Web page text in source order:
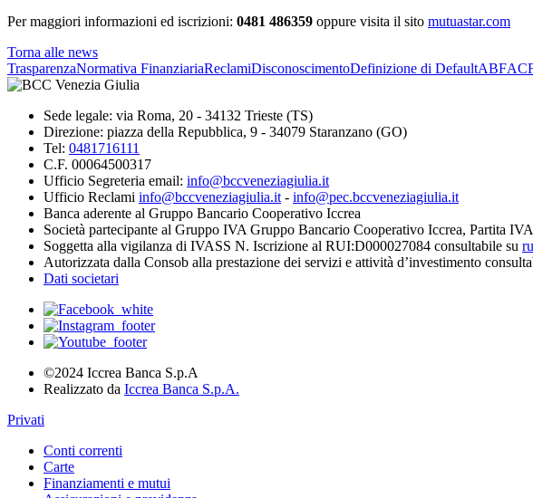
Per maggiori informazioni ed iscrizioni: 0481 486359 oppure visita il sito mutuastar.com
Torna alle news
TrasparenzaNormativa FinanziariaReclamiDisconoscimentoDefinizione di DefaultABF
Sede legale: via Roma, 20 - 34132 Trieste (TS)
Direzione: piazza della Repubblica, 9 - 34079 Staranzano (GO)
Tel: 0481716111
C.F. 00064500317
Ufficio Segreteria email: info@bccveneziagiulia.it
Ufficio Reclami info@bccveneziagiulia.it - info@pec.bccveneziagiulia.it
Banca aderente al Gruppo Bancario Cooperativo Iccrea
Società partecipante al Gruppo IVA Gruppo Bancario Cooperativo Iccrea, Partita
Soggetta alla vigilanza di IVASS N. Iscrizione al RUI:D000027084 consultabile su
Autorizzata dalla Consob alla prestazione dei servizi e attività d’investimento
Dati societari
©2024 Iccrea Banca S.p.A
Realizzato da Iccrea Banca S.p.A.
Privati
Conti correnti
Carte
Finanziamenti e mutui